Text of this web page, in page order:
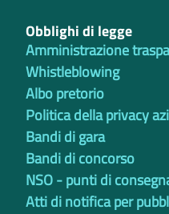
Obblighi di legge
Amministrazione
Whistleblowing
Albo pretorio
Politica della privacy
Bandi di gara
Bandi di concorso
NSO - punti di
Atti di notifica per